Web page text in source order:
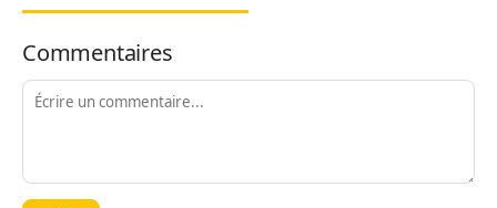
Commentaires